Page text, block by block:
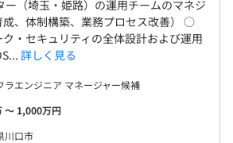
（埼玉・姫路）の運用チームのマネジ
成、体制構築、業務プロセス改善） ○
・セキュリティの全体設計および運用
詳しく見る
ラエンジニア マネージャー候補
〜 1,000万円
川口市